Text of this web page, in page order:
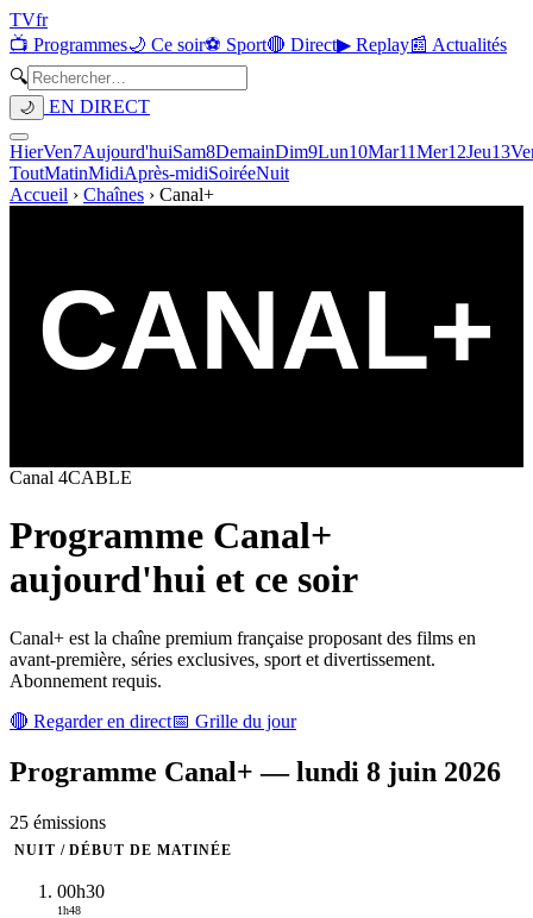
TVfr
📺 Programmes🌙 Ce soir⚽ Sport🔴 Direct▶ Replay📰 Actualités
🔍
🌙 EN DIRECT
HierVen7Aujourd'huiSam8DemainDim9Lun10Mar11Mer12Jeu13
ToutMatinMidiAprès-midiSoiréeNuit
Accueil › Chaînes › Canal+
Canal 4CABLE
Programme Canal+
aujourd'hui et ce soir
Canal+ est la chaîne premium française proposant des films en
avant-première, séries exclusives, sport et divertissement.
Abonnement requis.
🔴 Regarder en direct📅 Grille du jour
Programme Canal+ —lundi 8 juin 2026
25 émissions
NUIT / DÉBUT DE MATINÉE
00h30
1h48